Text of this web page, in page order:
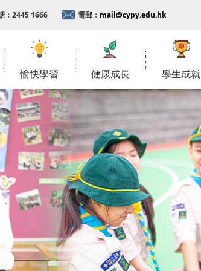
： 2445 1666 電郵： mail@cypy.edu.hk
愉快學習 健康成長 學生成就